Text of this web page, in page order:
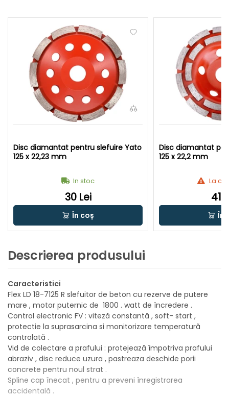
Disc diamantat pentru slefuire Yato
125 x 22,23 mm
In stoc
30 Lei
În coș
Disc diamantat
125 x 22,2 mm
La
41
În
Descrierea produsului
Caracteristici
Flex LD 18-7125 R slefuitor de beton cu rezerve de putere
mare , motor puternic de 1800 . watt de încredere .
Control electronic FV : viteză constantă , soft- start ,
protectie la suprasarcina si monitorizare temperatură
controlată .
Vid de colectare a prafului : protejează împotriva prafului
abraziv , disc reduce uzura , pastreaza deschide porii
concrete pentru noul strat .
Spline cap înecat , pentru a preveni înregistrarea
accidentală .